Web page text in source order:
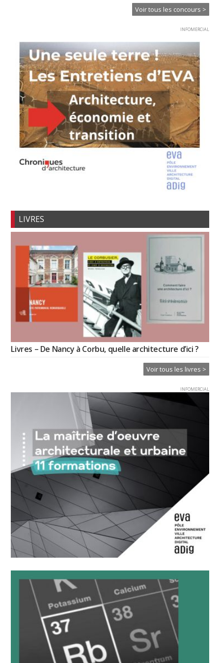
Voir tous les concours >
INFOMERCIAL
LIVRES
Livres – De Nancy à Corbu, quelle architecture d’ici ?
Voir tous les livres >
INFOMERCIAL